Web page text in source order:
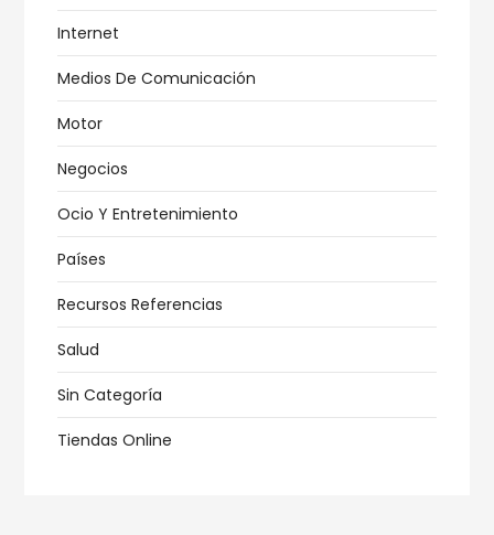
Internet
Medios De Comunicación
Motor
Negocios
Ocio Y Entretenimiento
Países
Recursos Referencias
Salud
Sin Categoría
Tiendas Online